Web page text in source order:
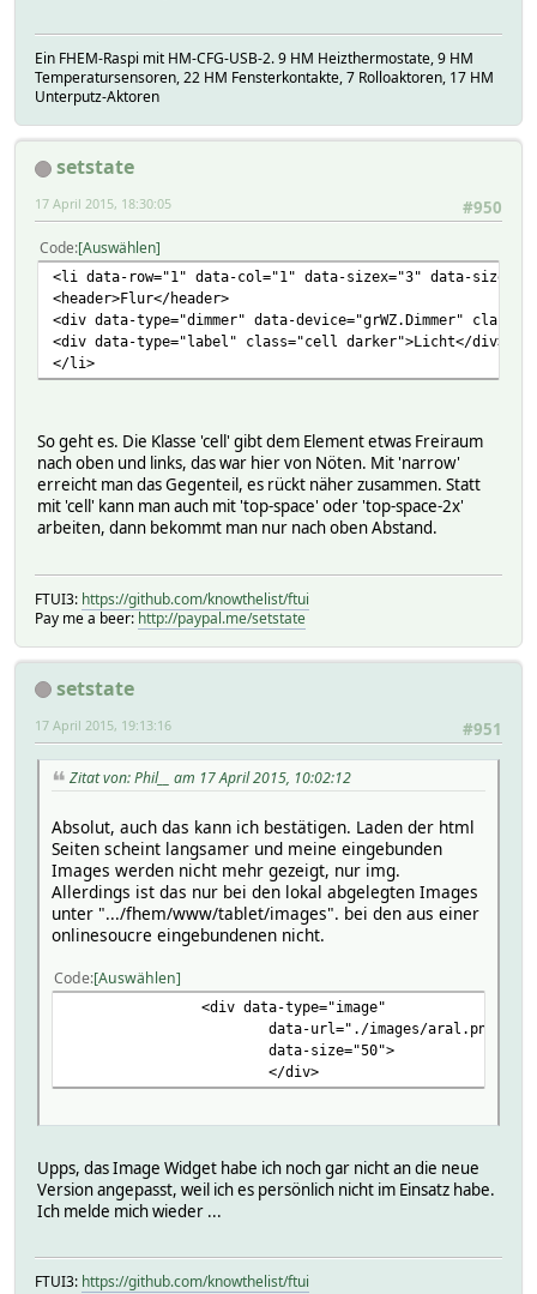
Ein FHEM-Raspi mit HM-CFG-USB-2. 9 HM Heizthermostate, 9 HM
Temperatursensoren, 22 HM Fensterkontakte, 7 Rolloaktoren, 17 HM
Unterputz-Aktoren
setstate
#950
17 April 2015, 18:30:05
Code Auswählen
<li data-row="1" data-col="1" data-sizex="3" data-
<header>Flur</header>
<div data-type="dimmer" data-device="grWZ.Dimmer"
<div data-type="label" class="cell darker">Licht</div>
</li>
So geht es. Die Klasse 'cell' gibt dem Element etwas Freiraum
nach oben und links, das war hier von Nöten. Mit 'narrow'
erreicht man das Gegenteil, es rückt näher zusammen. Statt
mit 'cell' kann man auch mit 'top-space' oder 'top-space-2x'
arbeiten, dann bekommt man nur nach oben Abstand.
FTUI3: https://github.com/knowthelist/ftui
Pay me a beer: http://paypal.me/setstate
setstate
#951
17 April 2015, 19:13:16
Zitat von: Phil__ am 17 April 2015, 10:02:12
Absolut, auch das kann ich bestätigen. Laden der html
Seiten scheint langsamer und meine eingebunden
Images werden nicht mehr gezeigt, nur img.
Allerdings ist das nur bei den lokal abgelegten Images
unter ".../fhem/www/tablet/images". bei den aus einer
onlinesoucre eingebundenen nicht.
Code Auswählen
<div data-type="image"
data-url="./images/aral.png"
data-size="50">
</div>
Upps, das Image Widget habe ich noch gar nicht an die neue
Version angepasst, weil ich es persönlich nicht im Einsatz habe.
Ich melde mich wieder ...
FTUI3: https://github.com/knowthelist/ftui